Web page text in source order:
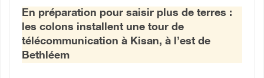
Centre palestinien
En préparation pour saisir plus de terres :
les colons installent une tour de
télécommunication à Kisan, à l’est de
Bethléem